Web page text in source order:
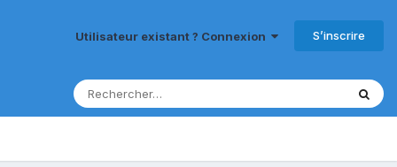
Utilisateur existant ? Connexion S’inscrire